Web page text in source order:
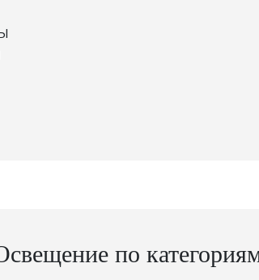
по